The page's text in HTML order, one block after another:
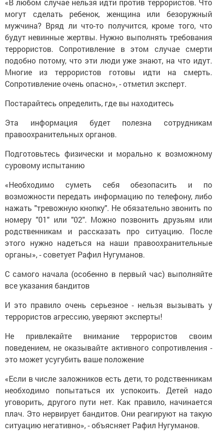
«В любом случае нельзя идти против террористов. Что
могут сделать ребенок, женщина или безоружный
мужчина? Вряд ли что-то получится, кроме того, что
будут невинные жертвы. Нужно выполнять требования
террористов. Сопротивление в этом случае смерти
подобно потому, что эти люди уже знают, на что идут.
Многие из террористов готовы идти на смерть.
Сопротивление очень опасно», - отметил эксперт.
Постарайтесь определить, где вы находитесь
Эта информация будет полезна сотрудникам
правоохранительных органов.
Подготовьтесь физически и морально к возможному
суровому испытанию
«Необходимо суметь себя обезопасить и по
возможности передать информацию по телефону, либо
нажать "тревожную кнопку". Не обязательно звонить по
номеру "01" или "02". Можно позвонить друзьям или
родственникам и рассказать про ситуацию. После
этого нужно надеться на наши правоохранительные
органы», - советует Рафил Нугуманов.
С самого начала (особенно в первый час) выполняйте
все указания бандитов
И это правило очень серьезное - нельзя вызывать у
террористов агрессию, уверяют эксперты!
Не привлекайте внимание террористов своим
поведением, не оказывайте активного сопротивления -
это может усугубить ваше положение
«Если в числе заложников есть дети, то родственникам
необходимо попытаться их успокоить. Детей надо
уговорить, другого пути нет. Как правило, начинается
плач. Это нервирует бандитов. Они реагируют на такую
ситуацию негативно», - объясняет Рафил Нугуманов.